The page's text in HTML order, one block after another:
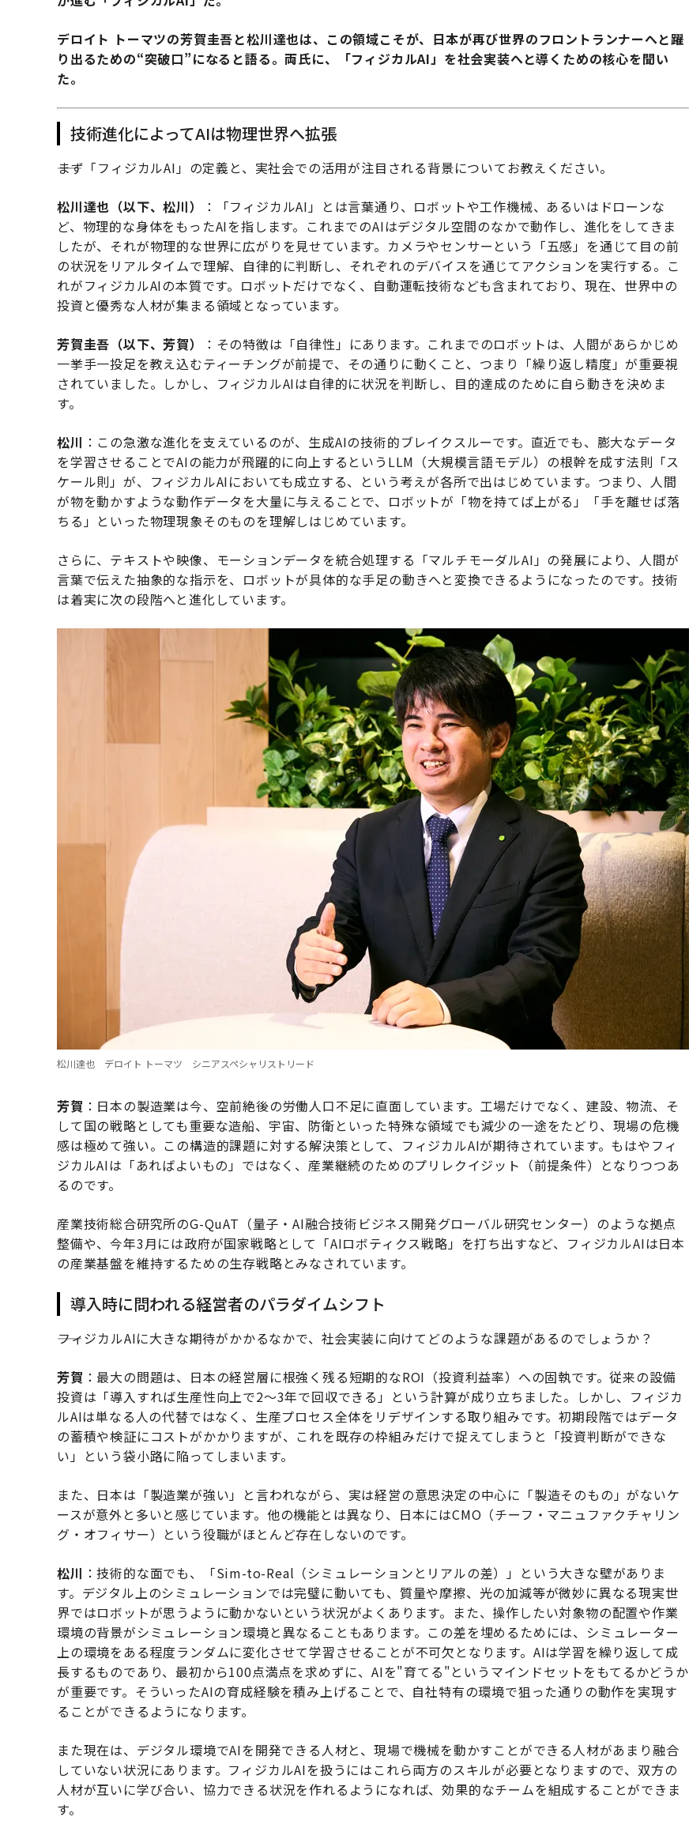
デロイト トーマツの芳賀圭吾と松川達也は、この領域こそが、日本が再び世界のフロントランナーへと躍
り出るための“突破口”になると語る。両氏に、「フィジカルAI」を社会実装へと導くための核心を聞い
た。
技術進化によってAIは物理世界へ拡張
――まず「フィジカルAI」の定義と、実社会での活用が注目される背景についてお教えください。
松川達也（以下、松川）
：「フィジカルAI」とは言葉通り、ロボットや工作機械、あるいはドローンな
ど、物理的な身体をもったAIを指します。これまでのAIはデジタル空間のなかで動作し、進化をしてきま
したが、それが物理的な世界に広がりを見せています。カメラやセンサーという「五感」を通じて目の前
の状況をリアルタイムで理解、自律的に判断し、それぞれのデバイスを通じてアクションを実行する。こ
れがフィジカルAIの本質です。ロボットだけでなく、自動運転技術なども含まれており、現在、世界中の
投資と優秀な人材が集まる領域となっています。
芳賀圭吾（以下、芳賀）
：その特徴は「自律性」にあります。これまでのロボットは、人間があらかじめ
一挙手一投足を教え込むティーチングが前提で、その通りに動くこと、つまり「繰り返し精度」が重要視
されていました。しかし、フィジカルAIは自律的に状況を判断し、目的達成のために自ら動きを決めま
す。
松川 ：この急激な進化を支えているのが、生成AIの技術的ブレイクスルーです。直近でも、膨大なデータ
を学習させることでAIの能力が飛躍的に向上するというLLM（大規模言語モデル）の根幹を成す法則「ス
ケール則」が、フィジカルAIにおいても成立する、という考えが各所で出はじめています。つまり、人間
が物を動かすような動作データを大量に与えることで、ロボットが「物を持てば上がる」「手を離せば落
ちる」といった物理現象そのものを理解しはじめています。
さらに、テキストや映像、モーションデータを統合処理する「マルチモーダルAI」の発展により、人間が
言葉で伝えた抽象的な指示を、ロボットが具体的な手足の動きへと変換できるようになったのです。技術
は着実に次の段階へと進化しています。
松川達也 デロイト トーマツ シニアスペシャリストリード
芳賀 ：日本の製造業は今、空前絶後の労働人口不足に直面しています。工場だけでなく、建設、物流、そ
して国の戦略としても重要な造船、宇宙、防衛といった特殊な領域でも減少の一途をたどり、現場の危機
感は極めて強い。この構造的課題に対する解決策として、フィジカルAIが期待されています。もはやフィ
ジカルAIは「あればよいもの」ではなく、産業継続のためのプリレクイジット（前提条件）となりつつあ
るのです。
産業技術総合研究所のG-QuAT（量子・AI融合技術ビジネス開発グローバル研究センター）のような拠点
整備や、今年3月には政府が国家戦略として「AIロボティクス戦略」を打ち出すなど、フィジカルAIは日本
の産業基盤を維持するための生存戦略とみなされています。
導入時に問われる経営者のパラダイムシフト
――フィジカルAIに大きな期待がかかるなかで、社会実装に向けてどのような課題があるのでしょうか？
芳賀 ：最大の問題は、日本の経営層に根強く残る短期的なROI（投資利益率）への固執です。従来の設備
投資は「導入すれば生産性向上で2〜3年で回収できる」という計算が成り立ちました。しかし、フィジカ
ルAIは単なる人の代替ではなく、生産プロセス全体をリデザインする取り組みです。初期段階ではデータ
の蓄積や検証にコストがかかりますが、これを既存の枠組みだけで捉えてしまうと「投資判断ができな
い」という袋小路に陥ってしまいます。
また、日本は「製造業が強い」と言われながら、実は経営の意思決定の中心に「製造そのもの」がないケ
ースが意外と多いと感じています。他の機能とは異なり、日本にはCMO（チーフ・マニュファクチャリン
グ・オフィサー）という役職がほとんど存在しないのです。
松川 ：技術的な面でも、「Sim-to-Real（シミュレーションとリアルの差）」という大きな壁がありま
す。デジタル上のシミュレーションでは完璧に動いても、質量や摩擦、光の加減等が微妙に異なる現実世
界ではロボットが思うように動かないという状況がよくあります。また、操作したい対象物の配置や作業
環境の背景がシミュレーション環境と異なることもあります。この差を埋めるためには、シミュレーター
上の環境をある程度ランダムに変化させて学習させることが不可欠となります。AIは学習を繰り返して成
長するものであり、最初から100点満点を求めずに、AIを"育てる"というマインドセットをもてるかどうか
が重要です。そういったAIの育成経験を積み上げることで、自社特有の環境で狙った通りの動作を実現す
ることができるようになります。
また現在は、デジタル環境でAIを開発できる人材と、現場で機械を動かすことができる人材があまり融合
していない状況にあります。フィジカルAIを扱うにはこれら両方のスキルが必要となりますので、双方の
人材が互いに学び合い、協力できる状況を作れるようになれば、効果的なチームを組成することができま
す。